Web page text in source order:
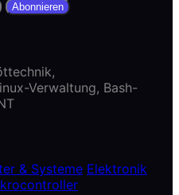
Abonnieren
Verwaltung, Bash-
& Systeme Elektronik